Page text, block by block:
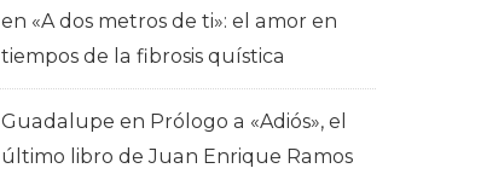
en «A dos metros de ti»: el amor en
tiempos de la fibrosis quística
Guadalupe en Prólogo a «Adiós», el
último libro de Juan Enrique Ramos